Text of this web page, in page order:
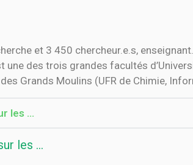
et 3 450 chercheur.e.s,
des trois grandes facultés
Grands Moulins (UFR de Chimie,
les ...
les ...